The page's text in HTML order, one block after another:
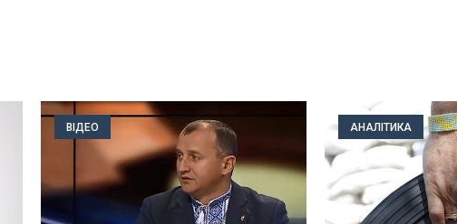
ВІДЕО АНАЛІТИКА